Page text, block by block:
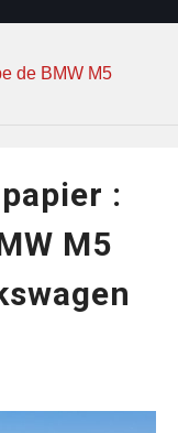
de BMW M5
:
M5